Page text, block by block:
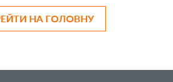
НА ГОЛОВНУ